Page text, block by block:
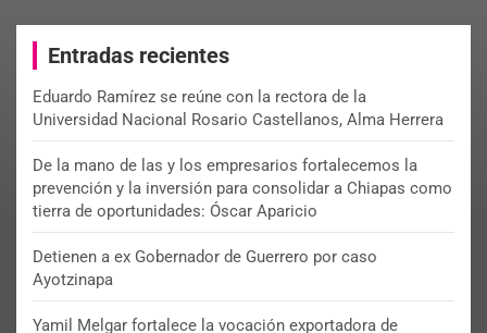
c
Entradas recientes
Eduardo Ramírez se reúne con la rectora de la
Universidad Nacional Rosario Castellanos, Alma Herrera
De la mano de las y los empresarios fortalecemos la
prevención y la inversión para consolidar a Chiapas como
tierra de oportunidades: Óscar Aparicio
Detienen a ex Gobernador de Guerrero por caso
Ayotzinapa
Yamil Melgar fortalece la vocación exportadora de